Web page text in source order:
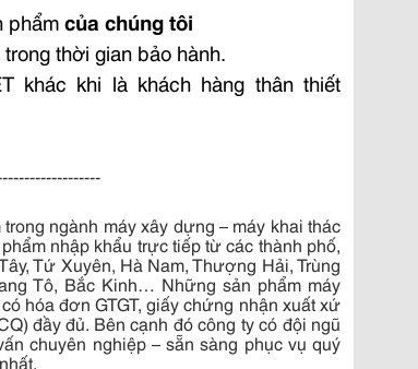
phẩmcủa chúng tôi
thời gian bảo hành.
khi là khách hàng thân thiết
ngành máy xây dựng – máy khai thác
nhập khẩu trực tiếp từ các thành phố,
Tứ Xuyên, Hà Nam, Thượng Hải, Trùng
Tô, Bắc Kinh… Những sản phẩm máy
hóa đơn GTGT, giấy chứng nhận xuất xứ
đầy đủ. Bên cạnh đó công ty có đội ngũ
chuyên nghiệp – sẵn sàng phục vụ quý